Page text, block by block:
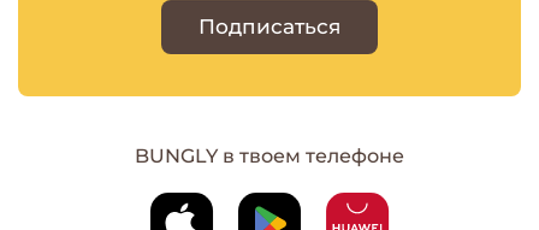
Подписаться
BUNGLY в твоем телефоне